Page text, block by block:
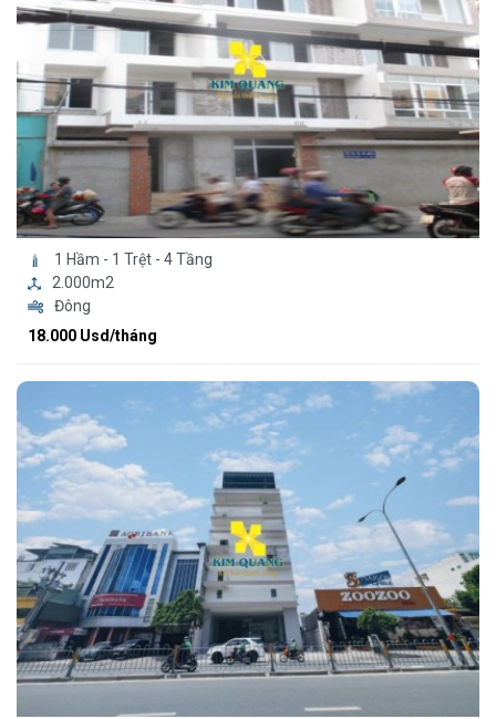
1 Hầm - 1 Trệt - 4 Tầng
2.000m2
Đông
18.000 Usd/tháng